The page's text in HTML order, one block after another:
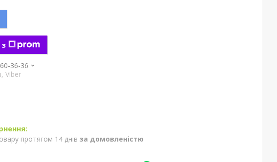
36-36
Viber
протягом 14 днів за домовленістю